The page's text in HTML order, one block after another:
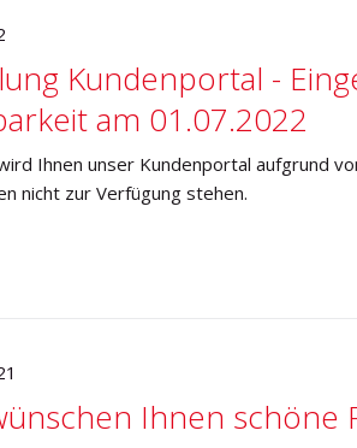
Kundenportal -
am 01.07.2022
Ihnen unser Kundenportal aufgrund
nicht zur Verfügung stehen.
Ihnen schöne